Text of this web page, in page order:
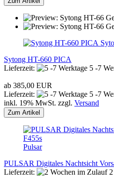
Sytong HT-660 PICA
Lieferzeit:
5 -7
ab 385,00 EUR
Lieferzeit:
5 -7
inkl. 19% MwSt. zzgl. Versand
Zum Artikel
Pulsar
PULSAR Digitales Nachtsicht
Lieferzeit:
2